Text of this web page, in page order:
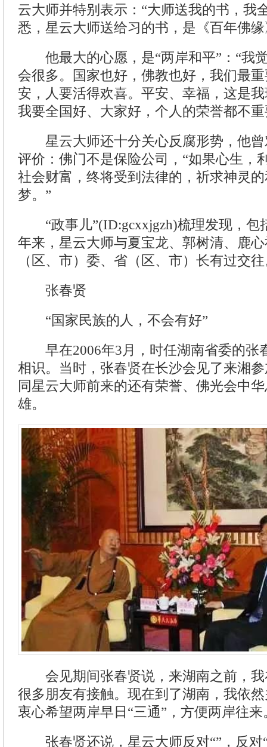
云大师并特别表示：“大师送我的书，我
悉，星云大师送给习的书，是《百年佛
他最大的心愿，是“两岸和平”：“我
会很多。国家也好，佛教也好，我们最
安，人要活得欢喜。平安、幸福，这是
我要全国好、大家好，个人的荣誉都不重
星云大师还十分关心反腐形势，他曾
评价：佛门不是保险公司，“如果心生，
社会财富，终将受到法律的，祈求神灵
梦。”
“政事儿”(ID:gcxxjgzh)梳理发现，包
年来，星云大师与夏宝龙、郭树清、鹿
（区、市）委、省（区、市）长有过交
张春贤
“国家民族的人，不会有好”
早在2006年3月，时任湖南省委的张
相识。当时，张春贤在长沙会见了来湘
同星云大师前来的还有荣誉、佛光会中
雄。
会见期间张春贤说，来湖南之前，我
很多朋友有接触。现在到了湖南，我依
衷心希望两岸早日“三通”，方便两岸往来
张春贤还说，星云大师反对“”，反对